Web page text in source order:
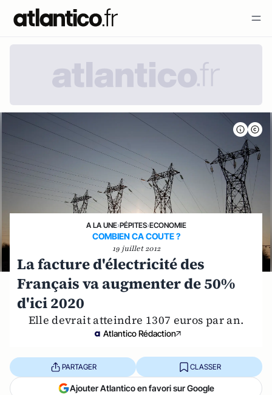
A LA UNE›PÉPITES›ECONOMIE
COMBIEN CA COUTE ?
19 juillet 2012
La facture d'électricité des
Français va augmenter de 50%
d'ici 2020
Elle devrait atteindre 1307 euros par an.
Atlantico Rédaction
PARTAGER CLASSER
Ajouter Atlantico en favori sur Google